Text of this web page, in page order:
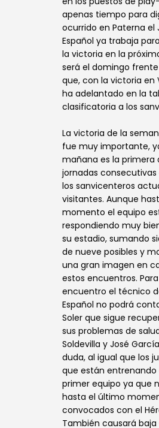
apenas tiempo para
ocurrido en Paterna el
Español ya trabaja
la victoria en la
será el domingo
que, con la victoria en
ha adelantado en la
clasificatoria a los
La victoria de la
fue muy importante,
mañana es la primera
jornadas consecutivas
los sanvicenteros
visitantes. Aunque
momento el equipo
respondiendo muy
su estadio, sumando
de nueve posibles y
una gran imagen en
estos encuentros.
encuentro el técnico
Español no podrá
Soler que sigue
sus problemas de
Soldevilla y José
duda, al igual que los
que están entrenando
primer equipo ya que
hasta el último
convocados con el
También causará baja